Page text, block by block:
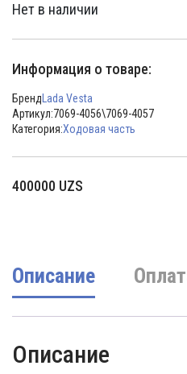
Нет в наличии
Информация о товаре:
Бренд Lada Vesta
Артикул:7069-4056\7069-4057
Категория:Ходовая часть
400000 UZS
Описание
Описание